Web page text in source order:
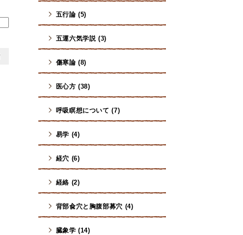
五行論 (5)
五運六気学説 (3)
傷寒論 (8)
医心方 (38)
呼吸瞑想について (7)
易学 (4)
経穴 (6)
経絡 (2)
背部兪穴と胸腹部募穴 (4)
臓象学 (14)